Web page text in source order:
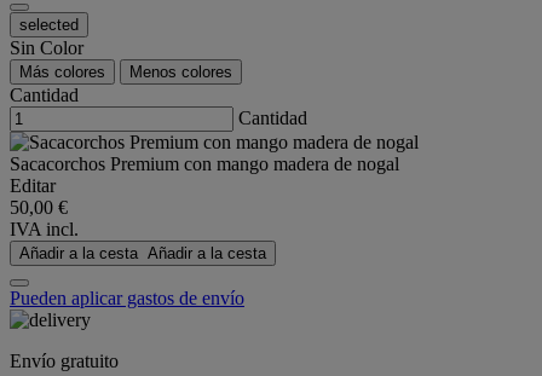
selected
Sin Color
Más colores Menos colores
Cantidad
Cantidad
Sacacorchos Premium con mango madera de nogal
Editar
50,00 €
IVA incl.
Añadir a la cesta Añadir a la cesta
Pueden aplicar gastos de envío
Envío gratuito